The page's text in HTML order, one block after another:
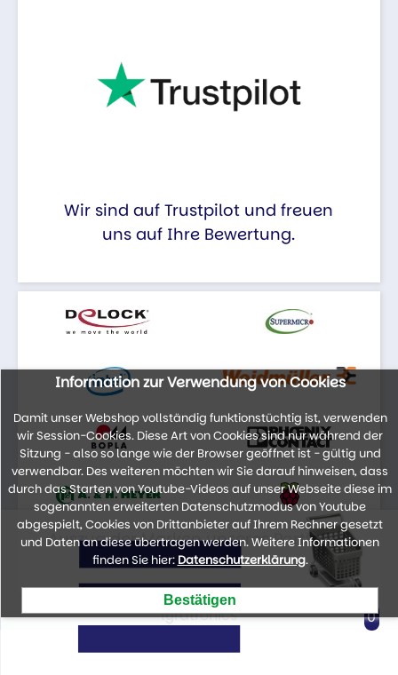
Wir sind auf Trustpilot und freuen
uns auf Ihre Bewertung.
Auszug der Marken unseres Portfolios
lyratronics
Information zur Verwendung von Cookies
Damit unser Webshop vollständig funktionstüchtig ist, verwenden
wir Session-Cookies. Diese Art von Cookies sind nur während der
Sitzung - also so lange wie der Browser geöffnet ist - gültig und
verwendbar. Des weiteren möchten wir Sie darauf hinweisen, dass
durch das Starten von Youtube-Videos auf unser Webseite diese im
sogenannten erweiterten Datenschutzmodus von Youtube
abgespielt, Cookies von Drittanbieter auf Ihrem Rechner gesetzt
und Daten an diese übertragen werden. Weitere Informationen
finden Sie hier: Datenschutzerklärung.
0